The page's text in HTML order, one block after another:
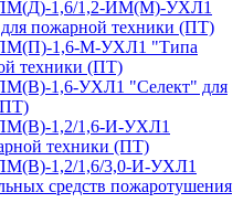
1,6/1,2-ИМ(M)-УХЛ1
пожарной техники (ПТ)
1,6-М-УХЛ1 "Типа
техники (ПТ)
1,6-УХЛ1 "Селект" для
1,2/1,6-И-УХЛ1
техники (ПТ)
1,2/1,6/3,0-И-УХЛ1
средств пожаротушения